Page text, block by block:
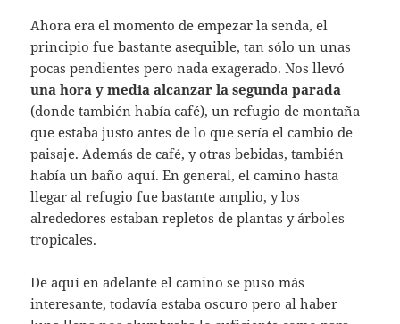
Ahora era el momento de empezar la senda, el
principio fue bastante asequible, tan sólo un unas
pocas pendientes pero nada exagerado. Nos llevó
una hora y media alcanzar la segunda parada
(donde también había café), un refugio de montaña
que estaba justo antes de lo que sería el cambio de
paisaje. Además de café, y otras bebidas, también
había un baño aquí. En general, el camino hasta
llegar al refugio fue bastante amplio, y los
alrededores estaban repletos de plantas y árboles
tropicales.
De aquí en adelante el camino se puso más
interesante, todavía estaba oscuro pero al haber